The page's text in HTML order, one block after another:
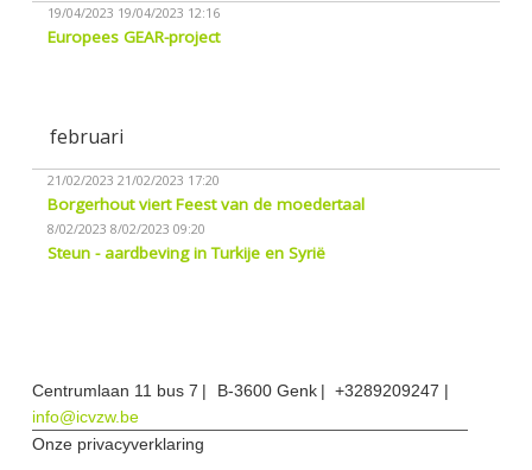
19/04/2023 19/04/2023 12:16
Europees GEAR-project
februari
21/02/2023 21/02/2023 17:20
Borgerhout viert Feest van de moedertaal
8/02/2023 8/02/2023 09:20
Steun - aardbeving in Turkije en Syrië
Centrumlaan 11 bus 7 B-3600 Genk
+3289209247
info@icvzw.be
Onze privacyverklaring